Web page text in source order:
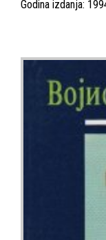
Godina izdanja: